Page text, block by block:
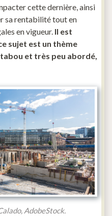
cette dernière, ainsi
sa rentabilité tout en
en vigueur. Il est
sujet est un thème
et très peu abordé,
AdobeStock.